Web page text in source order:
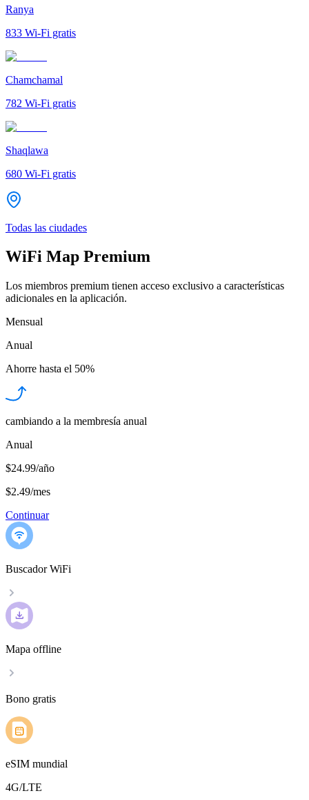
Ranya
833 Wi-Fi gratis
Chamchamal
782 Wi-Fi gratis
Shaqlawa
680 Wi-Fi gratis
Todas las ciudades
WiFi Map Premium
Los miembros premium tienen acceso exclusivo a características
adicionales en la aplicación.
Mensual
Anual
Ahorre hasta el 50%
cambiando a la membresía anual
Anual
$24.99/año
$2.49/mes
Continuar
Buscador WiFi
Mapa offline
Bono gratis
eSIM mundial
4G/LTE